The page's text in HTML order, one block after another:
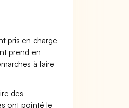
pris en charge
prend en
à faire
des
ont pointé le